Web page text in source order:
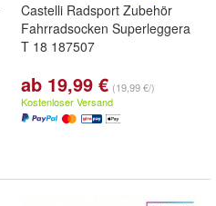
Castelli Radsport Zubehör
Fahrradsocken Superleggera
T 18 187507
ab 19,99 € (19,99 €/)
Kostenloser Versand